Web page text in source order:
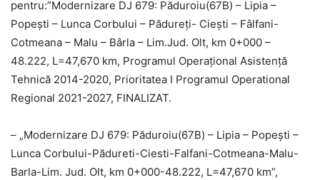
pentru:”Modernizare DJ 679: Păduroiu(67B) – Lipia –
Popești – Lunca Corbului – Pădureți- Ciești – Fâlfani-
Cotmeana – Malu – Bârla – Lim.Jud. Olt, km 0+000 –
48.222, L=47,670 km, Programul Operațional Asistență
Tehnică 2014-2020, Prioritatea I Programul Operational
Regional 2021-2027, FINALIZAT.
– „Modernizare DJ 679: Păduroiu(67B) – Lipia – Popești –
Lunca Corbului-Pădureti-Ciesti-Falfani-Cotmeana-Malu-
Barla-Lim. Jud. Olt, km 0+000-48.222, L=47,670 km”,